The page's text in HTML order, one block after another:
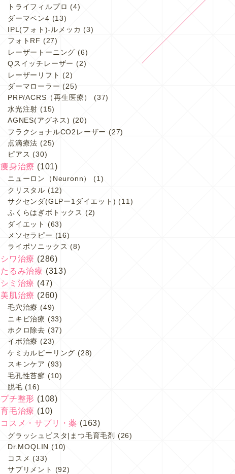
トライフィルプロ (4)
ダーマペン4 (13)
IPL(フォト)-ルメッカ (3)
フォトRF (27)
レーザートーニング (6)
Qスイッチレーザー (2)
レーザーリフト (2)
ダーマローラー (25)
PRP/ACRS（再生医療）
(37)
水光注射 (15)
AGNES(アグネス) (20)
フラクショナルCO2レーザー (27)
点滴療法 (25)
ピアス (30)
痩身治療 (101)
ニューロン（Neuronn）
(1)
クリスタル (12)
サクセンダ(GLPー1ダイエット) (11)
ふくらはぎボトックス (2)
ダイエット (63)
メソセラピー (16)
ライポソニックス (8)
シワ治療 (286)
たるみ治療 (313)
シミ治療 (47)
美肌治療 (260)
毛穴治療 (49)
ニキビ治療 (33)
ホクロ除去 (37)
イボ治療 (23)
ケミカルピーリング (28)
スキンケア (93)
毛孔性苔癬 (10)
脱毛 (16)
プチ整形 (108)
育毛治療 (10)
コスメ・サプリ・薬 (163)
グラッシュビスタ|まつ毛育毛剤
(26)
Dr.MOQLIN (10)
コスメ (33)
サプリメント
(92)